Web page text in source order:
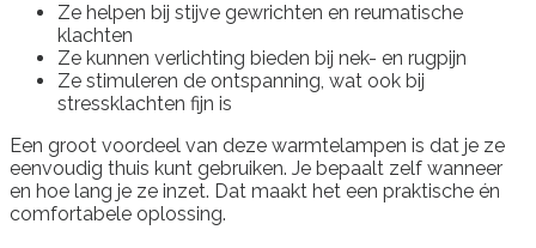
Ze helpen bij stijve gewrichten en reumatische
klachten
Ze kunnen verlichting bieden bij nek- en rugpijn
Ze stimuleren de ontspanning, wat ook bij
stressklachten fijn is
Een groot voordeel van deze warmtelampen is dat je ze
eenvoudig thuis kunt gebruiken. Je bepaalt zelf wanneer
en hoe lang je ze inzet. Dat maakt het een praktische én
comfortabele oplossing.